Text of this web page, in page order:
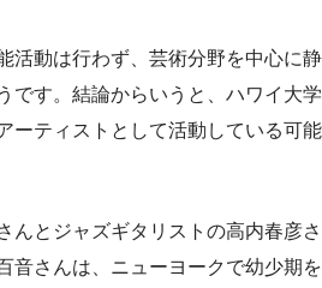
活動は行わず、芸術分野を中心に静
です。結論からいうと、ハワイ大学
ーティストとして活動している可能
んとジャズギタリストの高内春彦さ
音さんは、ニューヨークで幼少期を